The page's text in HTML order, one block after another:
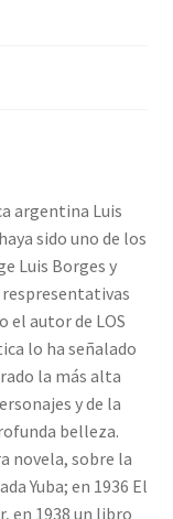
argentina Luis
sido uno de los
Luis Borges y
respresentativas
el autor de LOS
lo ha señalado
la más alta
y de la
belleza.
novela, sobre la
Yuba; en 1936 El
en 1938 un libro